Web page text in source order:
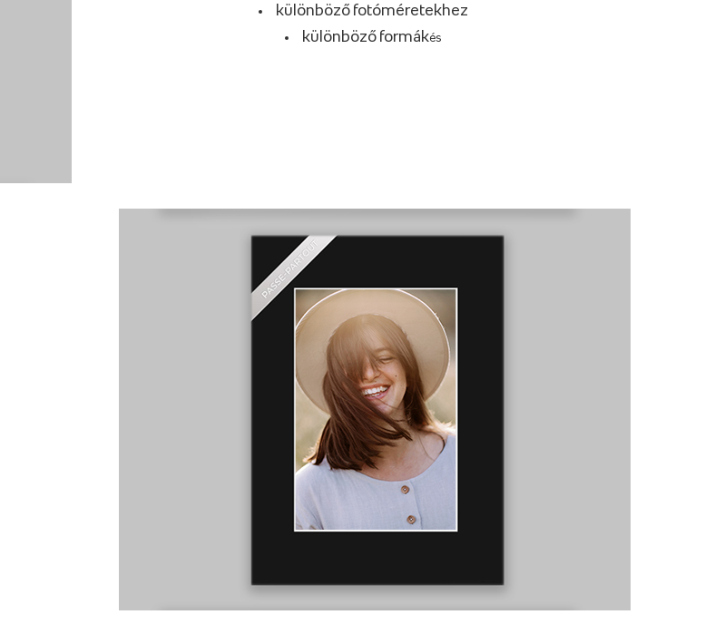
különböző fotóméretekhez
különböző formákés